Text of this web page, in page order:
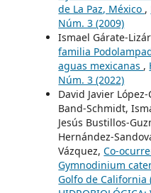
de La Paz, México ,
Núm. 3 (2009)
Ismael Gárate-
familia
aguas mexicanas ,
Núm. 3 (2022)
David Javier
Band-Schmidt,
Jesús Bustillos-
Hernández-
Vázquez,Co-
Gymnodinium
Golfo de California